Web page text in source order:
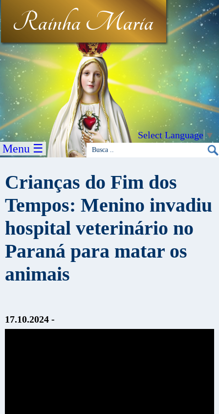
Rainha Maria
Select Language ▼
Menu ☰
Crianças do Fim dos
Tempos: Menino invadiu
hospital veterinário no
Paraná para matar os
animais
17.10.2024 -